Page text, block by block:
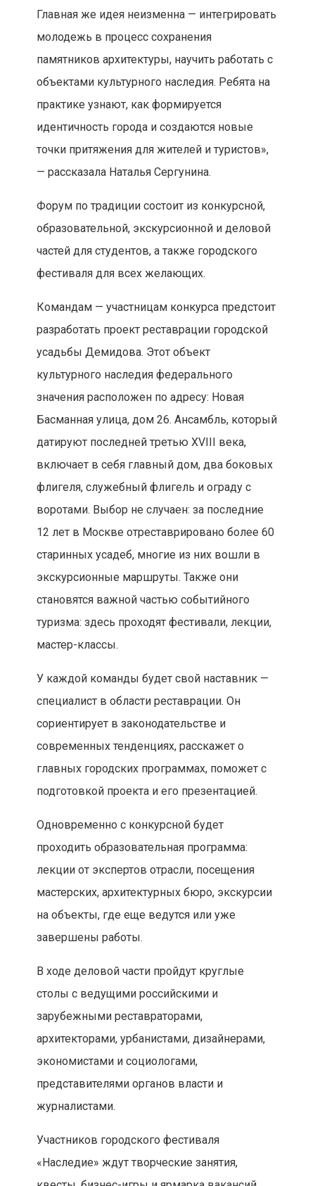
Главная же идея неизменна — интегрировать
молодежь в процесс сохранения
памятников архитектуры, научить работать с
объектами культурного наследия. Ребята на
практике узнают, как формируется
идентичность города и создаются новые
точки притяжения для жителей и туристов»,
— рассказала Наталья Сергунина.
Форум по традиции состоит из конкурсной,
образовательной, экскурсионной и деловой
частей для студентов, а также городского
фестиваля для всех желающих.
Командам — участницам конкурса предстоит
разработать проект реставрации городской
усадьбы Демидова. Этот объект
культурного наследия федерального
значения расположен по адресу: Новая
Басманная улица, дом 26. Ансамбль, который
датируют последней третью XVIII века,
включает в себя главный дом, два боковых
флигеля, служебный флигель и ограду с
воротами. Выбор не случаен: за последние
12 лет в Москве отреставрировано более 60
старинных усадеб, многие из них вошли в
экскурсионные маршруты. Также они
становятся важной частью событийного
туризма: здесь проходят фестивали, лекции,
мастер-классы.
У каждой команды будет свой наставник —
специалист в области реставрации. Он
сориентирует в законодательстве и
современных тенденциях, расскажет о
главных городских программах, поможет с
подготовкой проекта и его презентацией.
Одновременно с конкурсной будет
проходить образовательная программа:
лекции от экспертов отрасли, посещения
мастерских, архитектурных бюро, экскурсии
на объекты, где еще ведутся или уже
завершены работы.
В ходе деловой части пройдут круглые
столы с ведущими российскими и
зарубежными реставраторами,
архитекторами, урбанистами, дизайнерами,
экономистами и социологами,
представителями органов власти и
журналистами.
Участников городского фестиваля
«Наследие» ждут творческие занятия,